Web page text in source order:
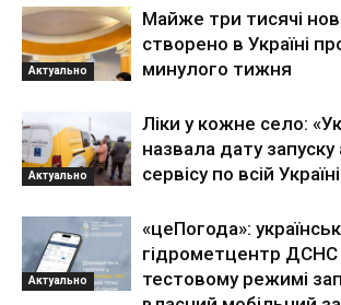
Актуально
Майже три тисячі
створено в Україні
минулого тижня
Актуально
Ліки у кожне село:
назвала дату запуску
сервісу по всій Україні
Актуально
«цеПогода»:
гідрометцентр ДСНС
тестовому режимі